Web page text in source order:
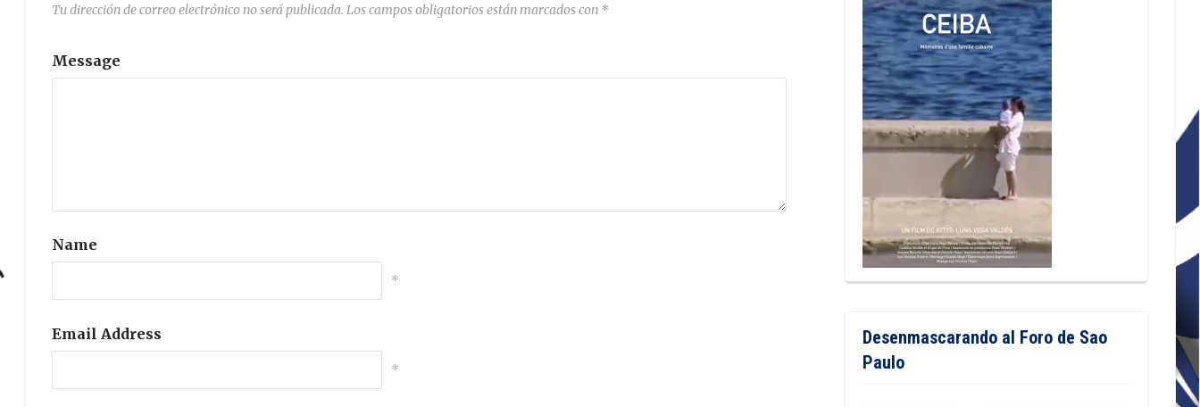
Tu dirección de correo electrónico no será publicada. Los campos obligatorios están marcados con *
Message
Name
*
Email Address
*
Desenmascarando al Foro de Sao
Paulo